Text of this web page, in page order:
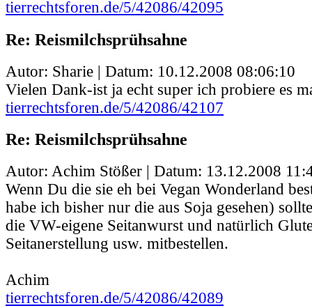
tierrechtsforen.de/5/42086/42095
Re: Reismilchsprühsahne
Autor: Sharie | Datum: 10.12.2008 08:06:10
Vielen Dank-ist ja echt super ich probiere es
tierrechtsforen.de/5/42086/42107
Re: Reismilchsprühsahne
Autor: Achim Stößer | Datum: 13.12.2008
Wenn Du die sie eh bei Vegan Wonderland
habe ich bisher nur die aus Soja gesehen)
die VW-eigene Seitanwurst und natürlich
Seitanerstellung usw. mitbestellen.
Achim
tierrechtsforen.de/5/42086/42089